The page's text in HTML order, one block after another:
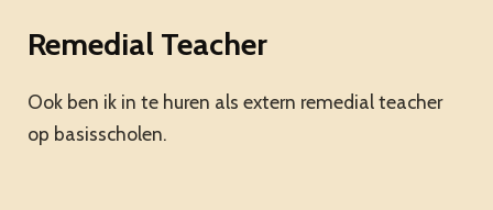
Remedial Teacher
Ook ben ik in te huren als extern remedial teacher
op basisscholen.